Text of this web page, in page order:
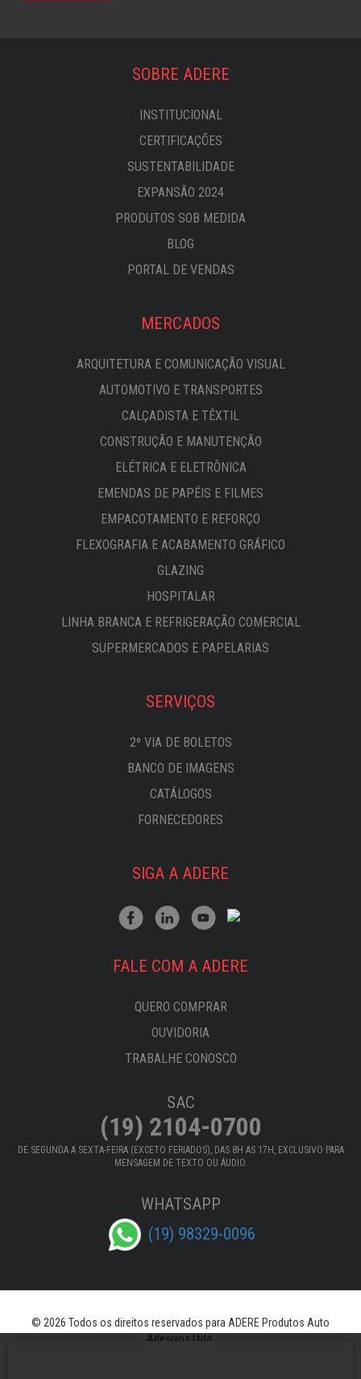
SOBRE ADERE
INSTITUCIONAL
CERTIFICAÇÕES
SUSTENTABILIDADE
EXPANSÃO 2024
PRODUTOS SOB MEDIDA
BLOG
PORTAL DE VENDAS
MERCADOS
ARQUITETURA E COMUNICAÇÃO VISUAL
AUTOMOTIVO E TRANSPORTES
CALÇADISTA E TÊXTIL
CONSTRUÇÃO E MANUTENÇÃO
ELÉTRICA E ELETRÔNICA
EMENDAS DE PAPÉIS E FILMES
EMPACOTAMENTO E REFORÇO
FLEXOGRAFIA E ACABAMENTO GRÁFICO
GLAZING
HOSPITALAR
LINHA BRANCA E REFRIGERAÇÃO COMERCIAL
SUPERMERCADOS E PAPELARIAS
SERVIÇOS
2º VIA DE BOLETOS
BANCO DE IMAGENS
CATÁLOGOS
FORNECEDORES
SIGA A ADERE
FALE COM A ADERE
QUERO COMPRAR
OUVIDORIA
TRABALHE CONOSCO
SAC
(19) 2104-0700
DE SEGUNDA A SEXTA-FEIRA (EXCETO FERIADOS), DAS 8H AS 17H, EXCLUSIVO PARA
MENSAGEM DE TEXTO OU ÁUDIO.
WHATSAPP
(19) 98329-0096
© 2026 Todos os direitos reservados para ADERE Produtos Auto
Adesivos Ltda.